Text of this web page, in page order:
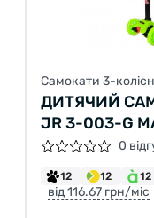
Самокати 3-
ДИТЯЧИЙ
JR 3-003-G
ЩО
0
12 12 12
від 116.67 грн/міс